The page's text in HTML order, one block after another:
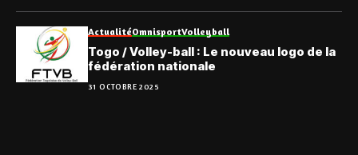
ActualitéOmnisportVolleyball
Togo / Volley-ball : Le nouveau logo de la
fédération nationale
31 OCTOBRE 2025